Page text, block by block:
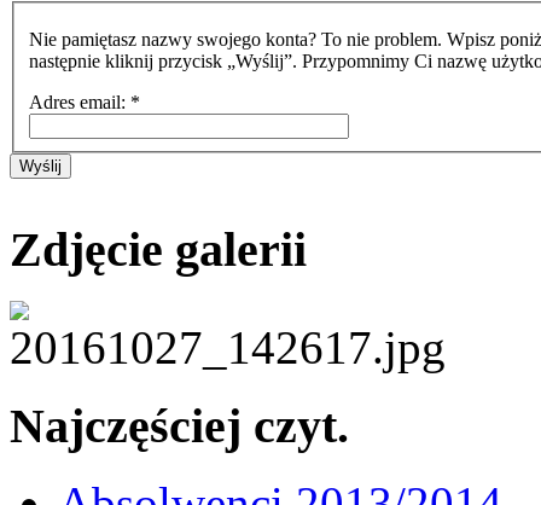
Nie pamiętasz nazwy swojego konta? To nie problem. Wpisz
następnie kliknij przycisk „Wyślij”. Przypomnimy Ci nazwę
Adres email: *
Wyślij
Zdjęcie galerii
Najczęściej czyt.